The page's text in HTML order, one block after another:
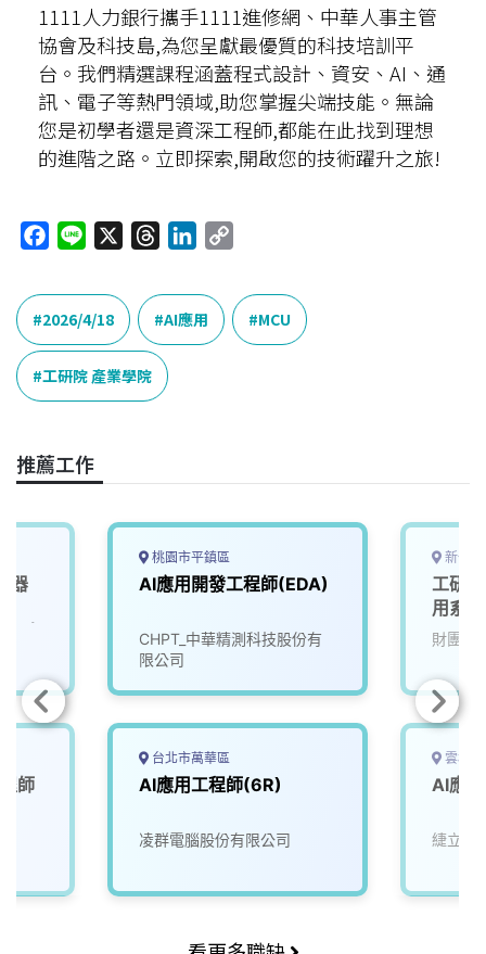
1111人力銀行攜手1111進修網、中華人事主管
協會及科技島,為您呈獻最優質的科技培訓平
台。我們精選課程涵蓋程式設計、資安、AI、通
訊、電子等熱門領域,助您掌握尖端技能。無論
您是初學者還是資深工程師,都能在此找到理想
的進階之路。立即探索,開啟您的技術躍升之旅!
c
e
b
o
o
n
e
r
e
a
d
n
k
e
p
y
L
2026/4/18 AI應用 MCU
工研院 產業學院
推薦工作
器
師
桃園市平鎮區
AI應用開發工程師(EDA)
CHPT_中華精測科技股份有
限公司
台北市萬華區
AI應用工程師(6R)
凌群電腦股份有限公司
新竹
工研
用系
財團法
雲林
AI應
緁立鼎